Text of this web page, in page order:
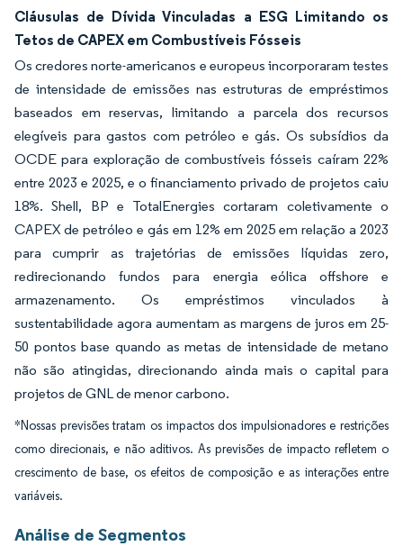
Cláusulas de Dívida Vinculadas a ESG Limitando os
Tetos de CAPEX em Combustíveis Fósseis
Os credores norte-americanos e europeus incorporaram testes
de intensidade de emissões nas estruturas de empréstimos
baseados em reservas, limitando a parcela dos recursos
elegíveis para gastos com petróleo e gás. Os subsídios da
OCDE para exploração de combustíveis fósseis caíram 22%
entre 2023 e 2025, e o financiamento privado de projetos caiu
18%. Shell, BP e TotalEnergies cortaram coletivamente o
CAPEX de petróleo e gás em 12% em 2025 em relação a 2023
para cumprir as trajetórias de emissões líquidas zero,
redirecionando fundos para energia eólica offshore e
armazenamento. Os empréstimos vinculados à
sustentabilidade agora aumentam as margens de juros em 25-
50 pontos base quando as metas de intensidade de metano
não são atingidas, direcionando ainda mais o capital para
projetos de GNL de menor carbono.
*Nossas previsões tratam os impactos dos impulsionadores e restrições
como direcionais, e não aditivos. As previsões de impacto refletem o
crescimento de base, os efeitos de composição e as interações entre
variáveis.
Análise de Segmentos